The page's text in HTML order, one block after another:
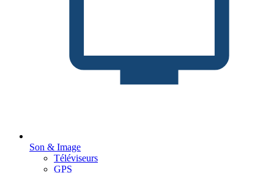
Son & Image
Téléviseurs
GPS